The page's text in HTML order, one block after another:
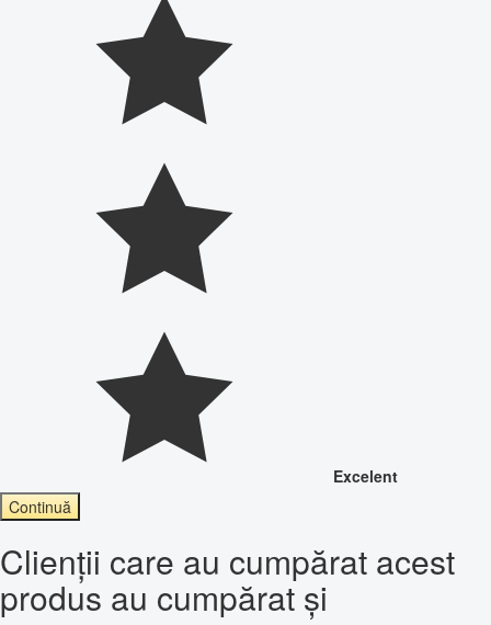
Excelent
Continuă
Clienții care au cumpărat acest
produs au cumpărat și